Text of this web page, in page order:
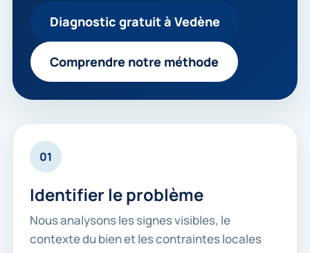
Diagnostic gratuit à Vedène
Comprendre notre méthode
01
Identifier le problème
Nous analysons les signes visibles, le
contexte du bien et les contraintes locales